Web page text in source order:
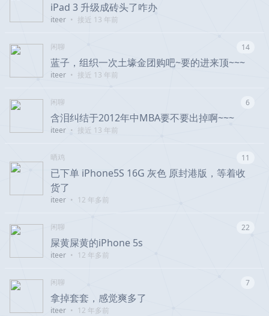
iPad 3 升级成砖头了咋办
iteer • 接近 13 年前
闲聊 14
蓝子，组织一次土壕金团购吧~要的进来顶~~~
iteer • 接近 13 年前
闲聊 6
含泪纠结于2012年中MBA要不要出掉啊~~~
iteer • 接近 13 年前
晒鸡 11
已下单 iPhone5S 16G 灰色 原封港版，等着收
货了
iteer • 12 年多前
闲聊 22
屎黄屎黄的iPhone 5s
iteer • 12 年多前
闲聊 7
拿掉套套，感觉爽多了
iteer • 12 年多前